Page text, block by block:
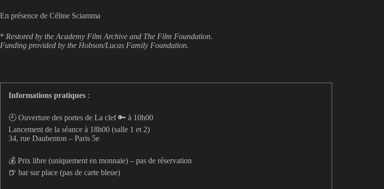
En présence de Céline Sciamma
* Restored by the Academy Film Archive and The Film Foundation.
Funding provided by the Hobson/Lucas Family Foundation.
Informations pratiques :
🕘 Ouverture des portes de La clef 🔑 à 10h00
Lancement de la séance à 18h00 (salle 1 et 2)
34, rue Daubenton – Paris 5e
💰 Prix libre (uniquement en monnaie) – pas de réservation
🍺 bar sur place (pas de carte bleue)